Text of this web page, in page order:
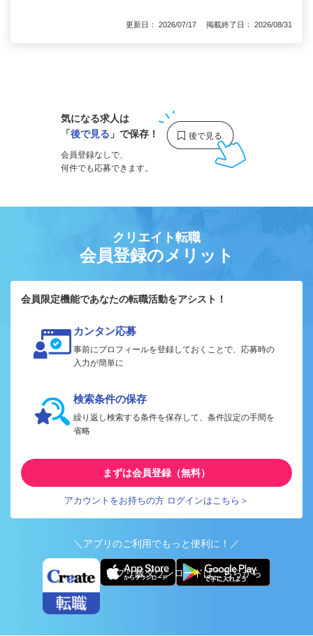
更新日： 2026/07/17 掲載終了日： 2026/08/31
気になる求人は
「後で見る 」で保存！
会員登録なしで、
何件でも応募できます。
クリエイト転職
会員登録のメリット
会員限定機能であなたの転職活動をアシスト！
カンタン応募
事前にプロフィールを登録しておくことで、応募時の
入力が簡単に
検索条件の保存
繰り返し検索する条件を保存して、条件設定の手間を
省略
まずは会員登録（無料）
アカウントをお持ちの方 ログインはこちら＞
＼アプリのご利用でもっと便利に！／
アプリ版ダウンロードはこちらから